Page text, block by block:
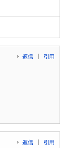
返信 引用
返信 引用